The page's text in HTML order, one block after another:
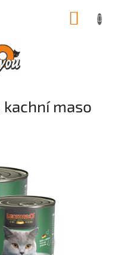
maso